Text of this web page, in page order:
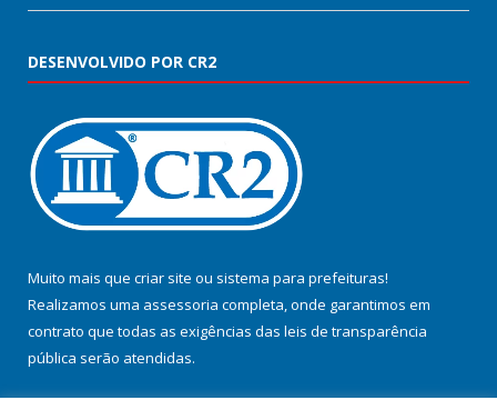
DESENVOLVIDO POR CR2
Muito mais que criar site ou sistema para prefeituras!
Realizamos uma assessoria completa, onde garantimos em
contrato que todas as exigências das leis de transparência
pública serão atendidas.